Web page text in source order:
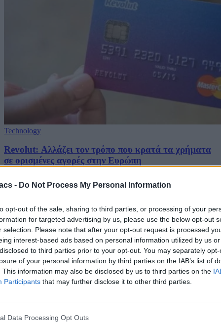
- Do Not Process My Personal Information
opt-out of the sale, sharing to third parties, or processing of your
for targeted advertising by us, please use the below opt-out
selection. Please note that after your opt-out request is processed
interest-based ads based on personal information utilized by us
to third parties prior to your opt-out. You may separately
of your personal information by third parties on the IAB’s list of
This information may also be disclosed by us to third parties on the
Participants that may further disclose it to other third parties.
Data Processing Opt Outs
Technology
Revolut: Αλλάζει τον τρόπο που κρατά τα χρήματα
σε ορισμένες αγορές στην Ευρώπη